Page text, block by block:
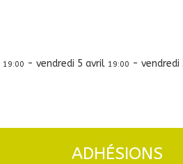
19:00 - vendredi 5 avril 19:00 - vendredi
ADHÉSIONS